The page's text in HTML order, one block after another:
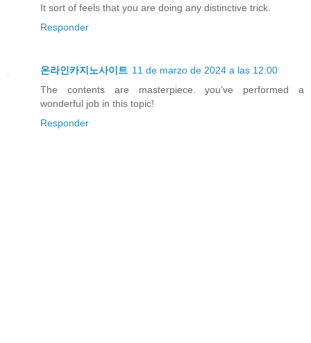
It sort of feels that you are doing any distinctive trick.
Responder
온라인카지노사이트 11 de marzo de 2024 a las 12:00
The contents are masterpiece. you’ve performed a
wonderful job in this topic!
Responder